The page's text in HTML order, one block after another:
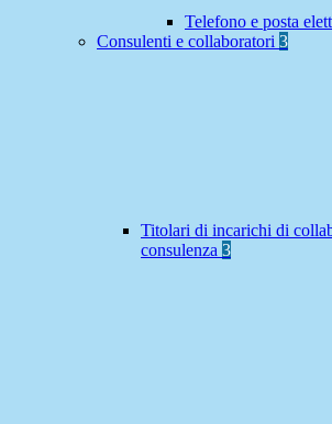
Telefono e posta
Consulenti e collaboratori 3
Titolari di incarichi di
consulenza 3